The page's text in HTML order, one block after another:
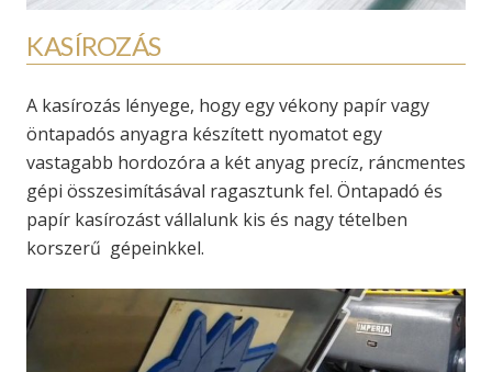
KASÍROZÁS
A kasírozás lényege, hogy egy vékony papír vagy
öntapadós anyagra készített nyomatot egy
vastagabb hordozóra a két anyag precíz, ráncmentes
gépi összesimításával ragasztunk fel. Öntapadó és
papír kasírozást vállalunk kis és nagy tételben
korszerű gépeinkkel.